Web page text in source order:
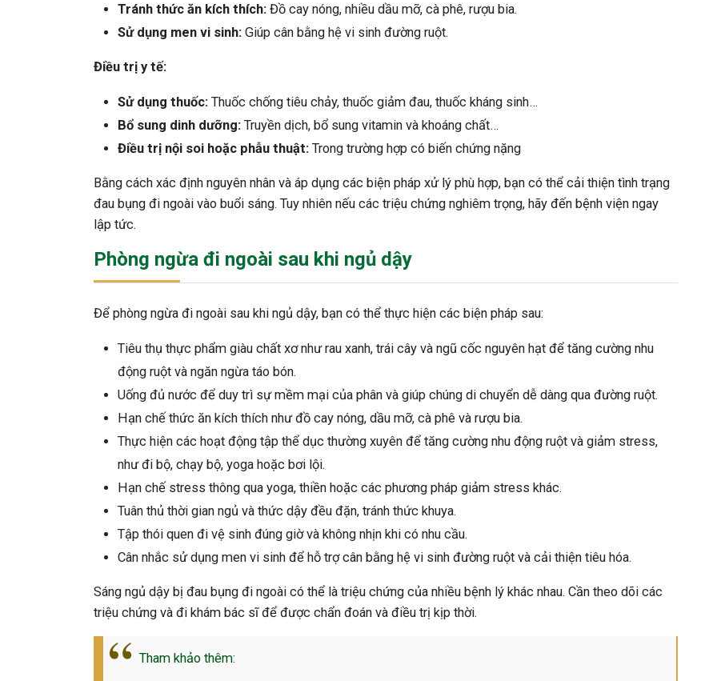
Tránh thức ăn kích thích: Đồ cay nóng, nhiều dầu mỡ, cà phê, rượu bia.
Sử dụng men vi sinh: Giúp cân bằng hệ vi sinh đường ruột.
Điều trị y tế:
Sử dụng thuốc: Thuốc chống tiêu chảy, thuốc giảm đau, thuốc kháng sinh…
Bổ sung dinh dưỡng: Truyền dịch, bổ sung vitamin và khoáng chất…
Điều trị nội soi hoặc phẫu thuật: Trong trường hợp có biến chứng nặng
Bằng cách xác định nguyên nhân và áp dụng các biện pháp xử lý phù hợp, bạn có thể cải thiện tình trạng
đau bụng đi ngoài vào buổi sáng. Tuy nhiên nếu các triệu chứng nghiêm trọng, hãy đến bệnh viện ngay
lập tức.
Phòng ngừa đi ngoài sau khi ngủ dậy
Để phòng ngừa đi ngoài sau khi ngủ dậy, bạn có thể thực hiện các biện pháp sau:
Tiêu thụ thực phẩm giàu chất xơ như rau xanh, trái cây và ngũ cốc nguyên hạt để tăng cường nhu
động ruột và ngăn ngừa táo bón.
Uống đủ nước để duy trì sự mềm mại của phân và giúp chúng di chuyển dễ dàng qua đường ruột.
Hạn chế thức ăn kích thích như đồ cay nóng, dầu mỡ, cà phê và rượu bia.
Thực hiện các hoạt động tập thể dục thường xuyên để tăng cường nhu động ruột và giảm stress,
như đi bộ, chạy bộ, yoga hoặc bơi lội.
Hạn chế stress thông qua yoga, thiền hoặc các phương pháp giảm stress khác.
Tuân thủ thời gian ngủ và thức dậy đều đặn, tránh thức khuya.
Tập thói quen đi vệ sinh đúng giờ và không nhịn khi có nhu cầu.
Cân nhắc sử dụng men vi sinh để hỗ trợ cân bằng hệ vi sinh đường ruột và cải thiện tiêu hóa.
Sáng ngủ dậy bị đau bụng đi ngoài có thể là triệu chứng của nhiều bệnh lý khác nhau. Cần theo dõi các
triệu chứng và đi khám bác sĩ để được chẩn đoán và điều trị kịp thời.
Tham khảo thêm: